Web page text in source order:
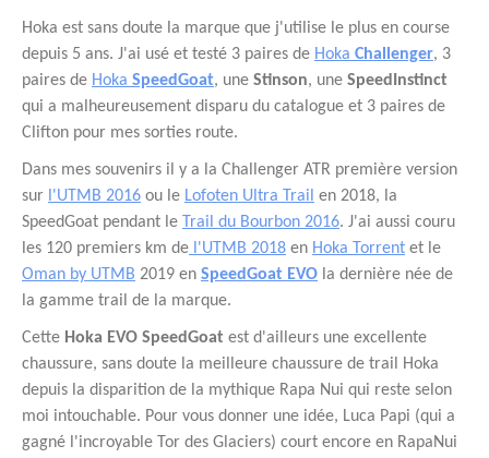
Hoka est sans doute la marque que j'utilise le plus en course
depuis 5 ans. J'ai usé et testé 3 paires de Hoka Challenger, 3
paires de Hoka SpeedGoat, une Stinson, une SpeedInstinct
qui a malheureusement disparu du catalogue et 3 paires de
Clifton pour mes sorties route.
Dans mes souvenirs il y a la Challenger ATR première version
sur l'UTMB 2016 ou le Lofoten Ultra Trail en 2018, la
SpeedGoat pendant le
Trail du Bourbon 2016. J'ai aussi couru
les 120 premiers km de l'UTMB 2018 en Hoka Torrent et le
Oman by UTMB 2019 en SpeedGoat EVO la dernière née de
la gamme trail de la marque.
Cette Hoka EVO SpeedGoat est d'ailleurs une excellente
chaussure, sans doute la meilleure chaussure de trail Hoka
depuis la disparition de la mythique Rapa Nui qui reste selon
moi intouchable. Pour vous donner une idée, Luca Papi (qui a
gagné l'incroyable Tor des Glaciers) court encore en RapaNui